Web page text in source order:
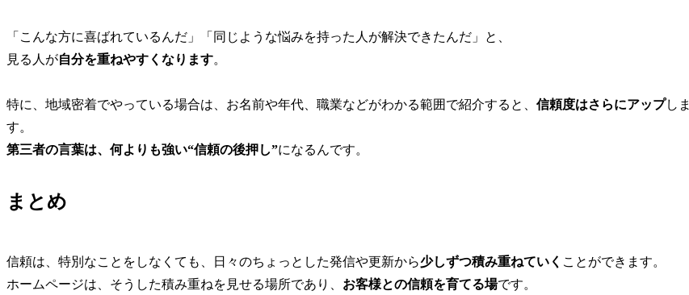
「こんな方に喜ばれているんだ」「同じような悩みを持った人が解決できたんだ」と、
見る人が自分を重ねやすくなります。
特に、地域密着でやっている場合は、お名前や年代、職業などがわかる範囲で紹介すると、 信頼度はさらにアップしま
す。
第三者の言葉は、何よりも強い“信頼の後押し”になるんです。
まとめ
信頼は、特別なことをしなくても、日々のちょっとした発信や更新から少しずつ積み重ねていく ことができます。
ホームページは、そうした積み重ねを見せる場所であり、 お客様との信頼を育てる場です。